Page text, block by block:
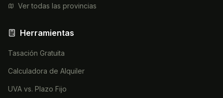
Ver todas las provincias
Herramientas
Tasación Gratuita
Calculadora de Alquiler
UVA vs. Plazo Fijo